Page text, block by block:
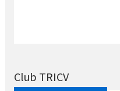
Club TRICV